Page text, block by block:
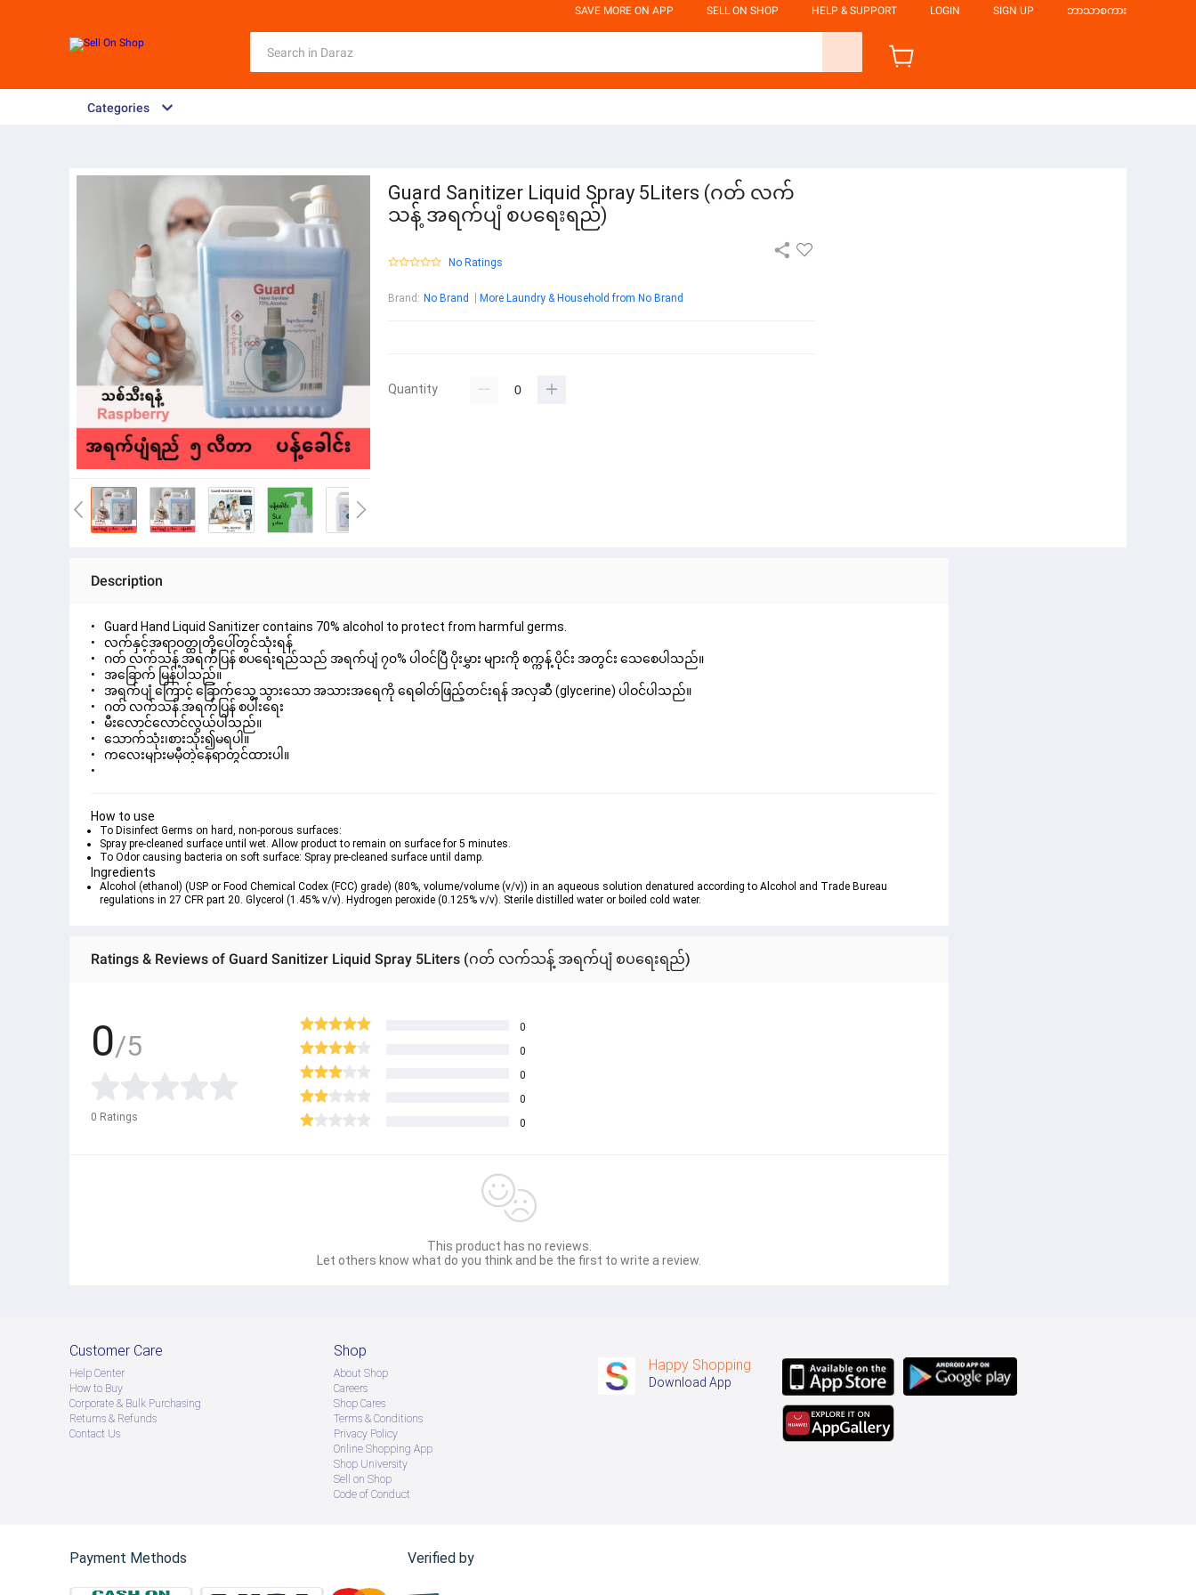
SAVE MORE ON APP SELL ON SHOP HELP & SUPPORT LOGIN SIGN UP ဘာသာစကား
Categories
Guard Sanitizer Liquid Spray 5Liters (ဂတ် လက်
သန့် အရက်ပျံ စပရေးရည်)
No Ratings
Brand : No Brand More Laundry & Household from No Brand
Quantity
Description
Guard Hand Liquid Sanitizer contains 70% alcohol to protect from harmful germs.
လက်နှင့်အရာဝတ္ထုတို့ပေါ်တွင်သုံးရန်
ဂတ် လက်သန့် အရက်ပြန် စပရေးရည်သည် အရက်ပျံ ၇၀% ပါဝင်ပြီ ပိုးမွှား များကို စက္ကန့် ပိုင်း အတွင်း သေစေပါသည်။
အခြောက် မြန်ပါသည်။
အရက်ပျံ ကြောင့် ခြောက်သွေ့ သွားသော အသားအရေကို ရေဓါတ်ဖြည့်တင်းရန် အလှဆီ (glycerine) ပါဝင်ပါသည်။
ဂတ် လက်သန်.အရက်ပြန် စပါးရေး
မီးလောင်လောင်လွယ်ပါသည်။
သောက်သုံး၊စားသုံး၍မရပါ။
ကလေးများမမှီတဲ့နေရာတွင်ထားပါ။
How to use
To Disinfect Germs on hard, non-porous surfaces:
Spray pre-cleaned surface until wet. Allow product to remain on surface for 5 minutes.
To Odor causing bacteria on soft surface: Spray pre-cleaned surface until damp.
Ingredients
Alcohol (ethanol) (USP or Food Chemical Codex (FCC) grade) (80%, volume/volume (v/v)) in an aqueous solution denatured according to Alcohol and Trade Bureau
regulations in 27 CFR part 20. Glycerol (1.45% v/v). Hydrogen peroxide (0.125% v/v). Sterile distilled water or boiled cold water.
Ratings & Reviews of Guard Sanitizer Liquid Spray 5Liters (ဂတ် လက်သန့် အရက်ပျံ စပရေးရည်)
0/5
0 Ratings
0
0
0
0
0
This product has no reviews.
Let others know what do you think and be the first to write a review.
Customer Care
Help Center
How to Buy
Corporate & Bulk Purchasing
Returns & Refunds
Contact Us
Shop
About Shop
Careers
Shop Cares
Terms & Conditions
Privacy Policy
Online Shopping App
Shop University
Sell on Shop
Code of Conduct
Happy Shopping
Download App
Payment Methods Verified by